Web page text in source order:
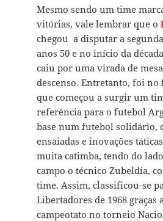
Mesmo sendo um time
vitórias, vale lembrar que o
chegou a disputar a
anos 50 e no início da
caiu por uma virada de
descenso. Entretanto, foi no
que começou a surgir um
referência para o futebol
base num futebol solidário,
ensaiadas e inovações
muita catimba, tendo do
campo o técnico Zubeldía,
time. Assim, classificou-se
Libertadores de 1968 graças
campeotato no torneio